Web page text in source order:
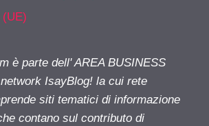
è parte dell' AREA BUSINESS
IsayBlog! la cui rete
siti tematici di informazione
contano sul contributo di